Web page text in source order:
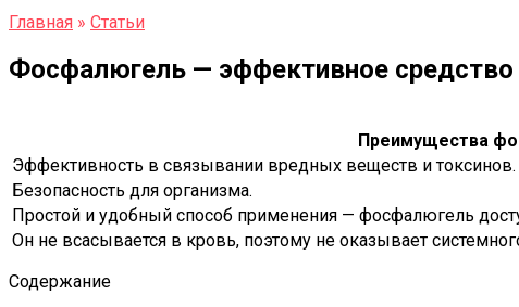
Главная » Статьи
Фосфалюгель — эффективное средство
Преимущества
Эффективность в связывании вредных веществ и токсинов.
Безопасность для организма.
Простой и удобный способ применения — фосфалюгель
Он не всасывается в кровь, поэтому не оказывает
Содержание